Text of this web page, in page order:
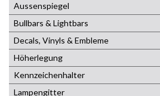
Aussenspiegel
Bullbars & Lightbars
Decals, Vinyls & Embleme
Höherlegung
Kennzeichenhalter
Lampengitter